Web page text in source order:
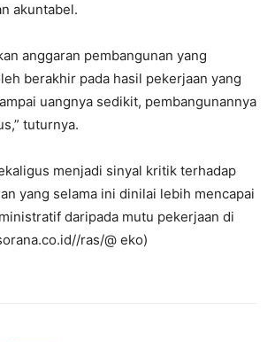
akuntabel.
anggaran pembangunan yang
berakhir pada hasil pekerjaan yang
uangnya sedikit, pembangunannya
tuturnya.
menjadi sinyal kritik terhadap
yang selama ini dinilai lebih mencapai
daripada mutu pekerjaan di
ras/@ eko)